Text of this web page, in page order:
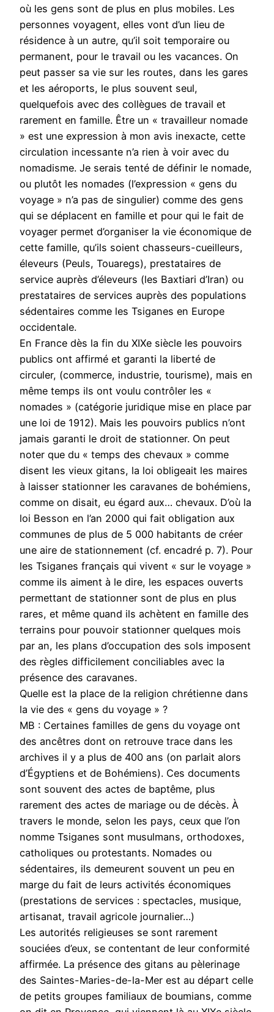
où les gens sont de plus en plus mobiles. Les
personnes voyagent, elles vont d’un lieu de
résidence à un autre, qu’il soit temporaire ou
permanent, pour le travail ou les vacances. On
peut passer sa vie sur les routes, dans les gares
et les aéroports, le plus souvent seul,
quelquefois avec des collègues de travail et
rarement en famille. Être un « travailleur nomade
» est une expression à mon avis inexacte, cette
circulation incessante n’a rien à voir avec du
nomadisme. Je serais tenté de définir le nomade,
ou plutôt les nomades (l’expression « gens du
voyage » n’a pas de singulier) comme des gens
qui se déplacent en famille et pour qui le fait de
voyager permet d’organiser la vie économique de
cette famille, qu’ils soient chasseurs-cueilleurs,
éleveurs (Peuls, Touaregs), prestataires de
service auprès d’éleveurs (les Baxtiari d’Iran) ou
prestataires de services auprès des populations
sédentaires comme les Tsiganes en Europe
occidentale.
En France dès la fin du XIXe siècle les pouvoirs
publics ont affirmé et garanti la liberté de
circuler, (commerce, industrie, tourisme), mais en
même temps ils ont voulu contrôler les «
nomades » (catégorie juridique mise en place par
une loi de 1912). Mais les pouvoirs publics n’ont
jamais garanti le droit de stationner. On peut
noter que du « temps des chevaux » comme
disent les vieux gitans, la loi obligeait les maires
à laisser stationner les caravanes de bohémiens,
comme on disait, eu égard aux… chevaux. D’où la
loi Besson en l’an 2000 qui fait obligation aux
communes de plus de 5 000 habitants de créer
une aire de stationnement (cf. encadré p. 7). Pour
les Tsiganes français qui vivent « sur le voyage »
comme ils aiment à le dire, les espaces ouverts
permettant de stationner sont de plus en plus
rares, et même quand ils achètent en famille des
terrains pour pouvoir stationner quelques mois
par an, les plans d’occupation des sols imposent
des règles difficilement conciliables avec la
présence des caravanes.
Quelle est la place de la religion chrétienne dans
la vie des « gens du voyage » ?
MB : Certaines familles de gens du voyage ont
des ancêtres dont on retrouve trace dans les
archives il y a plus de 400 ans (on parlait alors
d’Égyptiens et de Bohémiens). Ces documents
sont souvent des actes de baptême, plus
rarement des actes de mariage ou de décès. À
travers le monde, selon les pays, ceux que l’on
nomme Tsiganes sont musulmans, orthodoxes,
catholiques ou protestants. Nomades ou
sédentaires, ils demeurent souvent un peu en
marge du fait de leurs activités économiques
(prestations de services : spectacles, musique,
artisanat, travail agricole journalier…)
Les autorités religieuses se sont rarement
souciées d’eux, se contentant de leur conformité
affirmée. La présence des gitans au pèlerinage
des Saintes-Maries-de-la-Mer est au départ celle
de petits groupes familiaux de boumians, comme